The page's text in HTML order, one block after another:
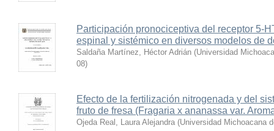
Participación pronociceptiva del receptor 5-
espinal y sistémico en diversos modelos de
Saldaña Martínez, Héctor Adrián (Universidad
08)
Efecto de la fertilización nitrogenada y del
fruto de fresa (Fragaria x ananassa var.
Ojeda Real, Laura Alejandra (Universidad Michoacana